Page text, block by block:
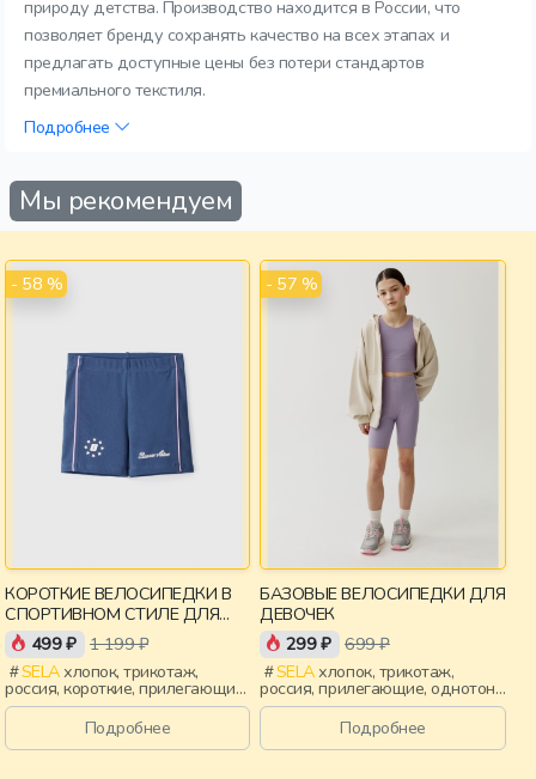
природу детства. Производство находится в России, что
позволяет бренду сохранять качество на всех этапах и
предлагать доступные цены без потери стандартов
премиального текстиля.
Подробнее
Мы рекомендуем
- 58 %
КОРОТКИЕ ВЕЛОСИПЕДКИ В
СПОРТИВНОМ СТИЛЕ ДЛЯ
ДЕВОЧЕК
499 ₽ 1 199 ₽
SELAхлопок, трикотаж,
россия, короткие, прилегающие,
лампасы, принт, пояс,
эластичные, повседневный,
спорт, девочки, дети
Подробнее
- 57 %
БАЗОВЫЕ ВЕЛОСИПЕДКИ ДЛЯ
ДЕВОЧЕК
299 ₽ 699 ₽
SELAхлопок, трикотаж,
россия, прилегающие, однотон,
пояс, эластичные,
повседневный, спорт, девочки,
Подробнее